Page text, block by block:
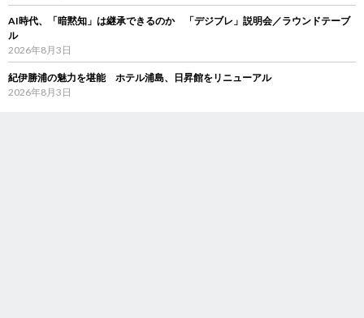
AI時代、「暗黙知」は継承できるのか 「デジブレ」説明会／ラウンドテーブ
ル
2026年8月3日
紀伊勝浦の魅力を堪能 ホテル浦島、日昇館をリニューアル
2026年8月3日